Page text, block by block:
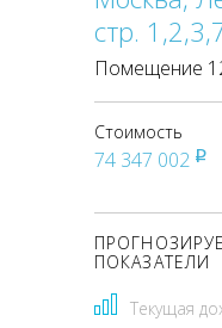
стр.
Помещение
Стоимость
74 347 002 pуб
ПОКАЗАТЕЛИ
Текущая